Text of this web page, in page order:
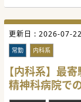
【職場環境と雰
■地域包括ケア
される病院です
多いです。
■ワークライフ
勤務体制が整え
た働き方が可能
■高齢化が進む
て取り組む姿勢
っています
更新日 : 2026-07-22
常勤 内科系
【内科系】最
精神科病院で